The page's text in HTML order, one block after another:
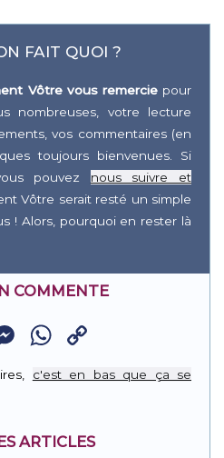
FAIT QUOI ?
Vôtre vous remerciepour
nombreuses, votre lecture
vos commentaires (en
toujours bienvenues. Si
pouvez nous suivre et
Vôtre serait resté un simple
! Alors, pourquoi en rester là
COMMENTE
Messenger
WhatsApp
Link
c'est en bas que ça se
ARTICLES